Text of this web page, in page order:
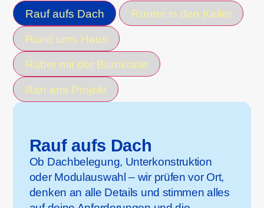
Rauf aufs Dach Runter in den Keller
Rund ums Haus
Rüber mit der Bürokratie
Ran ans Projekt
Rauf aufs Dach
Ob Dachbelegung, Unterkonstruktion
oder Modulauswahl – wir prüfen vor Ort,
denken an alle Details und stimmen alles